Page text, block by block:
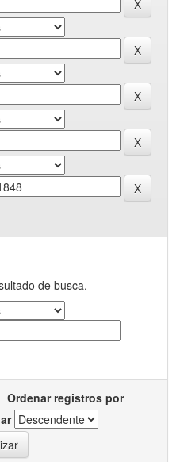
de busca.
Ordenar registros por